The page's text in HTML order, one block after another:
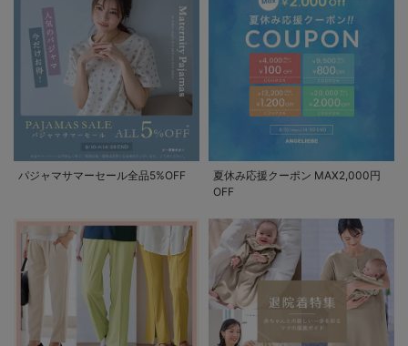
パジャマサマーセール全品5%OFF
夏休み応援クーポン MAX2,000円
OFF